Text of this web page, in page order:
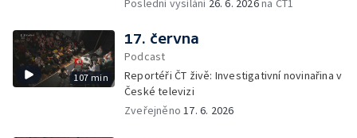
Poslední vysílání 26. 6. 2026na ČT1
107 min
17. června
Podcast
Reportéři ČT živě: Investigativní novinařina v
České televizi
Zveřejněno17. 6. 2026